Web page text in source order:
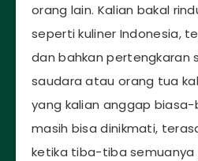
orang lain. Kalian bakal
seperti kuliner Indonesia,
dan bahkan pertengkaran
saudara atau orang tua
yang kalian anggap
masih bisa dinikmati,
ketika tiba-tiba semuanya